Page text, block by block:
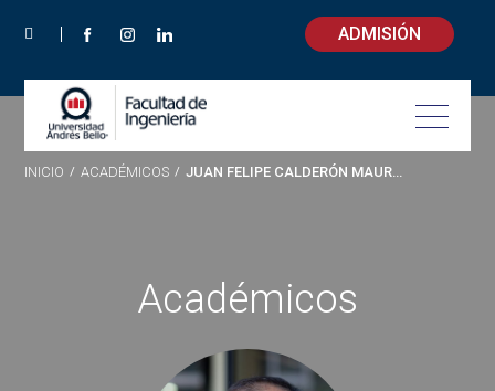
ADMISIÓN
INICIO / ACADÉMICOS /
Académicos